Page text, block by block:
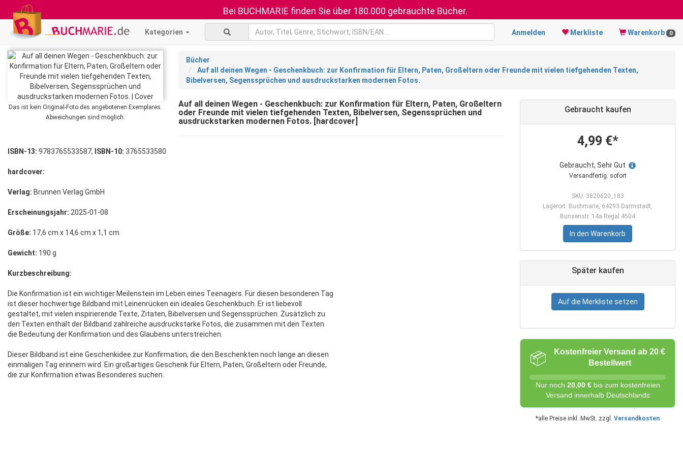
Bei BUCHMARIE finden Sie über 180.000 gebrauchte Bücher.
Kategorien Anmelden Merkliste Warenkorb 0
Das ist kein Original-Foto des angebotenen Exemplares.
Abweichungen sind möglich.
Bücher
Auf all deinen Wegen - Geschenkbuch: zur Konfirmation für Eltern, Paten, Großeltern oder Freunde mit vielen tiefgehenden Texten,
Bibelversen, Segenssprüchen und ausdruckstarken modernen Fotos.
Auf all deinen Wegen - Geschenkbuch: zur Konfirmation für Eltern, Paten, Großeltern
oder Freunde mit vielen tiefgehenden Texten, Bibelversen, Segenssprüchen und
ausdruckstarken modernen Fotos. [hardcover]
Gebraucht kaufen
4,99 €*
Gebraucht, Sehr Gut
Versandfertig: sofort
SKU: 3820620_183
Lagerort: Buchmarie, 64293 Darmstadt,
Bunsenstr. 14a Regal 4504
In den Warenkorb
Später kaufen
Auf die Merkliste setzen
📦
Kostenfreier Versand ab 20 €
Bestellwert
Nur noch 20,00 €bis zum kostenfreien
Versand innerhalb Deutschlands
*alle Preise inkl. MwSt. zzgl. Versandkosten
ISBN-13: 9783765533587, ISBN-10: 3765533580
hardcover:
Verlag: Brunnen Verlag GmbH
Erscheinungsjahr: 2025-01-08
Größe: 17,6 cm x 14,6 cm x 1,1 cm
Gewicht: 190 g
Kurzbeschreibung:
Die Konfirmation ist ein wichtiger Meilenstein im Leben eines Teenagers. Für diesen besonderen Tag
ist dieser hochwertige Bildband mit Leinenrücken ein ideales Geschenkbuch. Er ist liebevoll
gestaltet, mit vielen inspirierende Texte, Zitaten, Bibelversen und Segenssprüchen. Zusätzlich zu
den Texten enthält der Bildband zahlreiche ausdruckstarke Fotos, die zusammen mit den Texten
die Bedeutung der Konfirmation und des Glaubens unterstreichen.
Dieser Bildband ist eine Geschenkidee zur Konfirmation, die den Beschenkten noch lange an diesen
einmaligen Tag erinnern wird. Ein großartiges Geschenk für Eltern, Paten, Großeltern oder Freunde,
die zur Konfirmation etwas Besonderes suchen.